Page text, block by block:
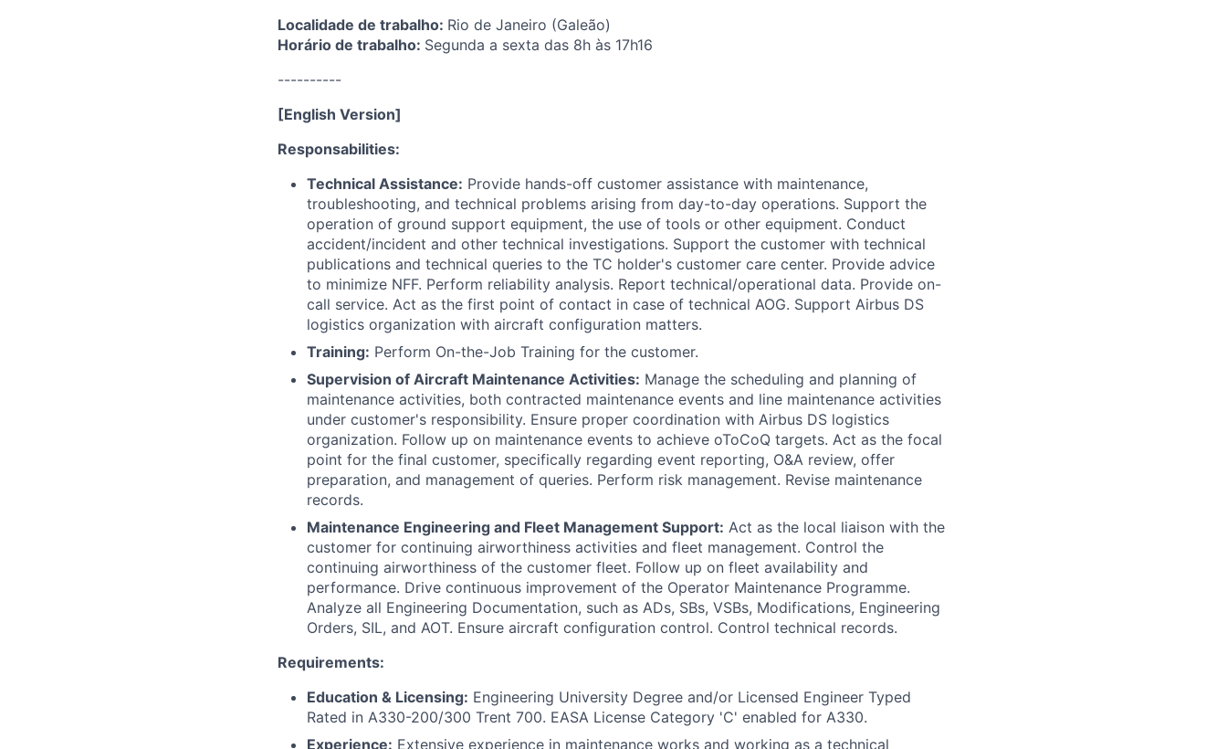
Localidade de trabalho: Rio de Janeiro (Galeão)
Horário de trabalho: Segunda a sexta das 8h às 17h16
----------
[English Version]
Responsabilities:
Technical Assistance: Provide hands-off customer assistance with maintenance,
troubleshooting, and technical problems arising from day-to-day operations. Support the
operation of ground support equipment, the use of tools or other equipment. Conduct
accident/incident and other technical investigations. Support the customer with technical
publications and technical queries to the TC holder's customer care center. Provide advice
to minimize NFF. Perform reliability analysis. Report technical/operational data. Provide on-
call service. Act as the first point of contact in case of technical AOG. Support Airbus DS
logistics organization with aircraft configuration matters.
Training: Perform On-the-Job Training for the customer.
Supervision of Aircraft Maintenance Activities: Manage the scheduling and planning of
maintenance activities, both contracted maintenance events and line maintenance activities
under customer's responsibility. Ensure proper coordination with Airbus DS logistics
organization. Follow up on maintenance events to achieve oToCoQ targets. Act as the focal
point for the final customer, specifically regarding event reporting, O&A review, offer
preparation, and management of queries. Perform risk management. Revise maintenance
records.
Maintenance Engineering and Fleet Management Support: Act as the local liaison with the
customer for continuing airworthiness activities and fleet management. Control the
continuing airworthiness of the customer fleet. Follow up on fleet availability and
performance. Drive continuous improvement of the Operator Maintenance Programme.
Analyze all Engineering Documentation, such as ADs, SBs, VSBs, Modifications, Engineering
Orders, SIL, and AOT. Ensure aircraft configuration control. Control technical records.
Requirements:
Education & Licensing: Engineering University Degree and/or Licensed Engineer Typed
Rated in A330-200/300 Trent 700. EASA License Category 'C' enabled for A330.
Experience: Extensive experience in maintenance works and working as a technical